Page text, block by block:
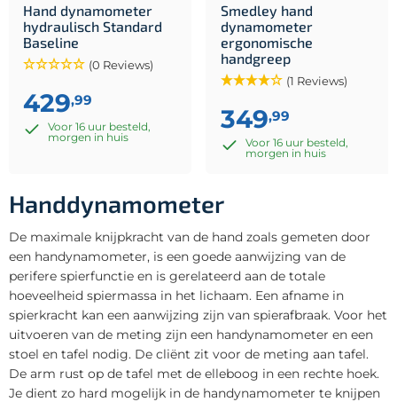
Hand dynamometer
hydraulisch Standard
Baseline
(0 Reviews)
429,99
Voor 16 uur besteld,
morgen in huis
Smedley hand
dynamometer
ergonomische
handgreep
(1 Reviews)
349,99
Voor 16 uur besteld,
morgen in huis
Handdynamometer
De maximale knijpkracht van de hand zoals gemeten door
een handynamometer, is een goede aanwijzing van de
perifere spierfunctie en is gerelateerd aan de totale
hoeveelheid spiermassa in het lichaam. Een afname in
spierkracht kan een aanwijzing zijn van spierafbraak. Voor het
uitvoeren van de meting zijn een handynamometer en een
stoel en tafel nodig. De cliënt zit voor de meting aan tafel.
De arm rust op de tafel met de elleboog in een rechte hoek.
Je dient zo hard mogelijk in de handynamometer te knijpen